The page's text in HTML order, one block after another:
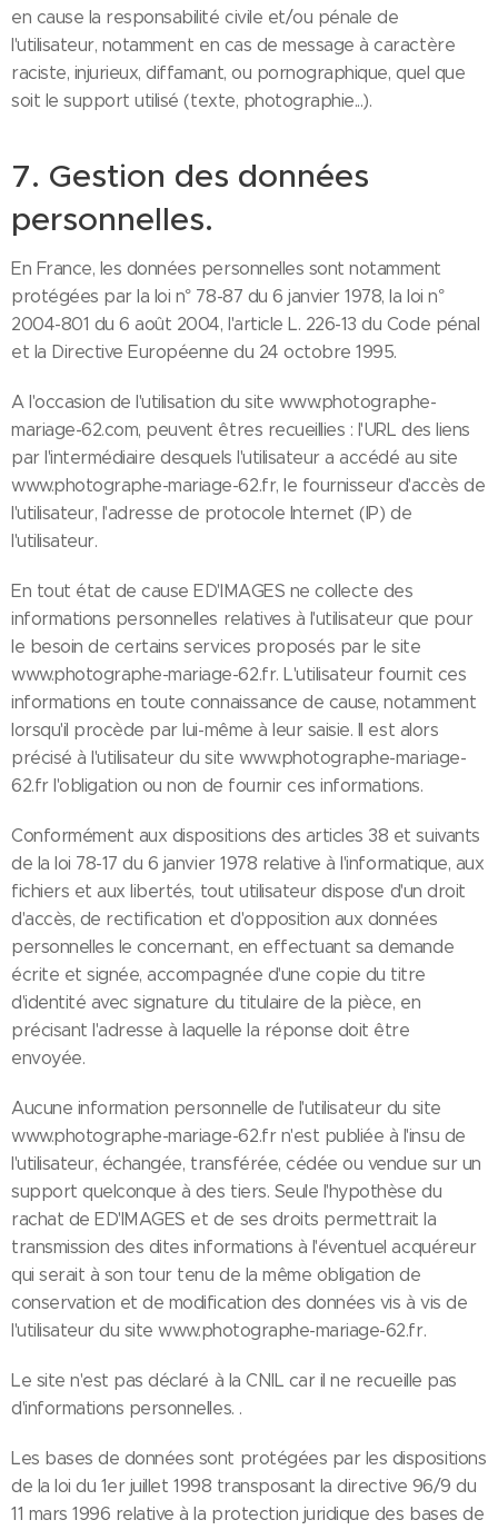
en cause la responsabilité civile et/ou pénale de
l'utilisateur, notamment en cas de message à caractère
raciste, injurieux, diffamant, ou pornographique, quel que
soit le support utilisé (texte, photographie...).
7. Gestion des données
personnelles.
En France, les données personnelles sont notamment
protégées par la loi n° 78-87 du 6 janvier 1978, la loi n°
2004-801 du 6 août 2004, l'article L. 226-13 du Code pénal
et la Directive Européenne du 24 octobre 1995.
A l'occasion de l'utilisation du site www.photographe-
mariage-62.com, peuvent êtres recueillies : l'URL des liens
par l'intermédiaire desquels l'utilisateur a accédé au site
www.photographe-mariage-62.fr, le fournisseur d'accès de
l'utilisateur, l'adresse de protocole Internet (IP) de
l'utilisateur.
En tout état de cause ED'IMAGES ne collecte des
informations personnelles relatives à l'utilisateur que pour
le besoin de certains services proposés par le site
www.photographe-mariage-62.fr. L'utilisateur fournit ces
informations en toute connaissance de cause, notamment
lorsqu'il procède par lui-même à leur saisie. Il est alors
précisé à l'utilisateur du site www.photographe-mariage-
62.fr l'obligation ou non de fournir ces informations.
Conformément aux dispositions des articles 38 et suivants
de la loi 78-17 du 6 janvier 1978 relative à l'informatique, aux
fichiers et aux libertés, tout utilisateur dispose d'un droit
d'accès, de rectification et d'opposition aux données
personnelles le concernant, en effectuant sa demande
écrite et signée, accompagnée d'une copie du titre
d'identité avec signature du titulaire de la pièce, en
précisant l'adresse à laquelle la réponse doit être
envoyée.
Aucune information personnelle de l'utilisateur du site
www.photographe-mariage-62.fr n'est publiée à l'insu de
l'utilisateur, échangée, transférée, cédée ou vendue sur un
support quelconque à des tiers. Seule l'hypothèse du
rachat de ED'IMAGES et de ses droits permettrait la
transmission des dites informations à l'éventuel acquéreur
qui serait à son tour tenu de la même obligation de
conservation et de modification des données vis à vis de
l'utilisateur du site www.photographe-mariage-62.fr.
Le site n'est pas déclaré à la CNIL car il ne recueille pas
d'informations personnelles. .
Les bases de données sont protégées par les dispositions
de la loi du 1er juillet 1998 transposant la directive 96/9 du
11 mars 1996 relative à la protection juridique des bases de